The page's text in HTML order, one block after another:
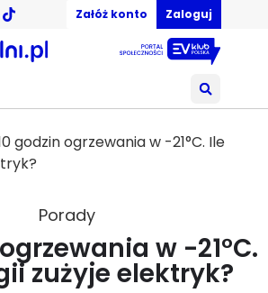
Załóż konto Zaloguj
godzin ogrzewania w -21°C. Ile
Porady
w -21°C.
zużyje elektryk?